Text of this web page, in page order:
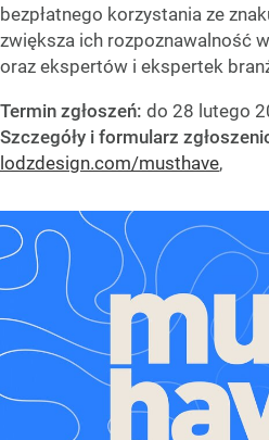
bezpłatnego korzystania ze
zwiększa ich rozpoznawalność
oraz ekspertów i ekspertek
Termin zgłoszeń: do 28 lutego
Szczegóły i formularz
lodzdesign.com/musthave,